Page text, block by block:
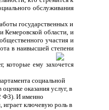
обслуживания
государственных и
Кемеровской области, и
участия и
в наивысшей степени
которые ему захочется
социальной
оказания услуг, в
ФЗ). И именно
играет ключевую роль в